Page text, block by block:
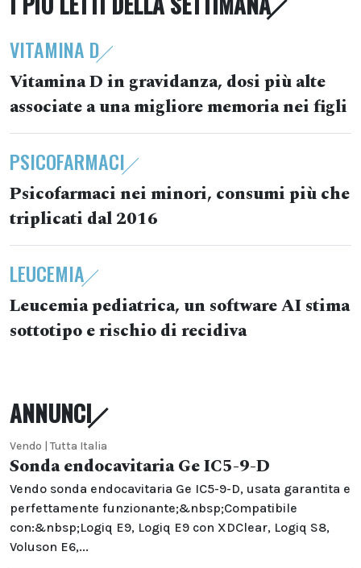
VITAMINA D
Vitamina D in gravidanza, dosi più alte
associate a una migliore memoria nei figli
PSICOFARMACI
Psicofarmaci nei minori, consumi più che
triplicati dal 2016
LEUCEMIA
Leucemia pediatrica, un software AI stima
sottotipo e rischio di recidiva
ANNUNCI
Vendo | Tutta Italia
Sonda endocavitaria Ge IC5-9-D
Vendo sonda endocavitaria Ge IC5-9-D, usata garantita e
perfettamente funzionante;&nbsp;Compatibile
con:&nbsp;Logiq E9, Logiq E9 con XDClear, Logiq S8,
Voluson E6,...